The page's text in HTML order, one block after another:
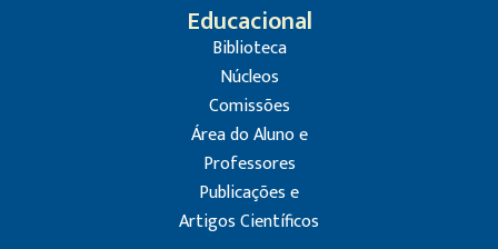
Educacional
Biblioteca
Núcleos
Comissões
Área do Aluno e
Professores
Publicações e
Artigos Científicos